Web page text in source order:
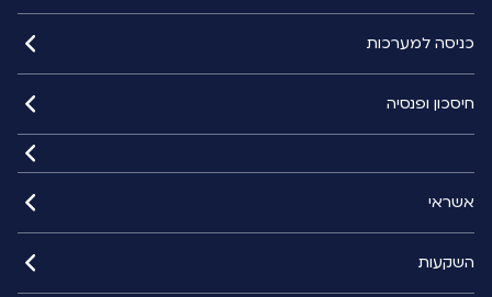
כניסה למערכות
חיסכון ופנסיה
אשראי
השקעות